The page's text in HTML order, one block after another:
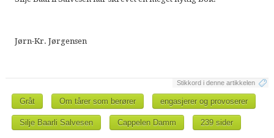
Jørn-Kr. Jørgensen
Stikkord i denne artikkelen
Gråt Om tårer som berører engasjerer og provoserer
Silje Baarli Salvesen Cappelen Damm 239 sider